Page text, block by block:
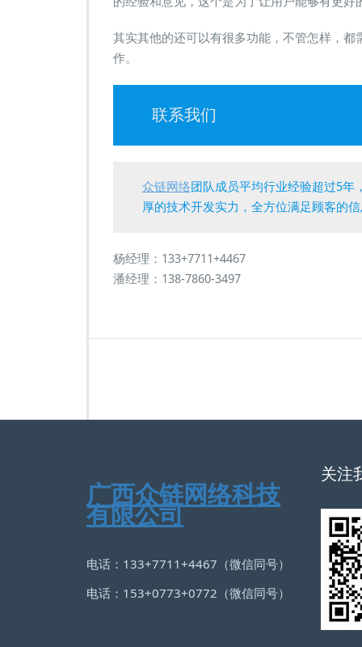
其实其他的还可以有很多功能，不管怎样，
作。
联系我们
众链网络团队成员平均行业经验超过5年
厚的技术开发实力，全方位满足顾客的
杨经理：133+7711+4467
潘经理：138-7860-3497
广西众链网络科技
有限公司
电话：133+7711+4467（微信同号）
电话：153+0773+0772（微信同号）
关注